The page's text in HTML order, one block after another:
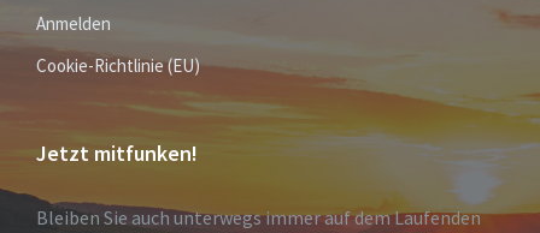
Anmelden
Cookie-Richtlinie (EU)
Jetzt mitfunken!
Bleiben Sie auch unterwegs immer auf dem Laufenden